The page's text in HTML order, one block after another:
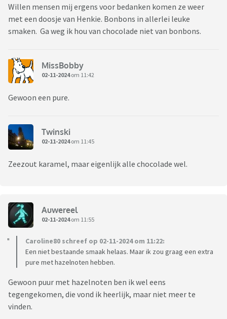
Willen mensen mij ergens voor bedanken komen ze weer
met een doosje van Henkie. Bonbons in allerlei leuke
smaken. Ga weg ik hou van chocolade niet van bonbons.
MissBobby
02-11-2024om 11:42
Gewoon een pure.
Twinski
02-11-2024om 11:45
Zeezout karamel, maar eigenlijk alle chocolade wel.
Auwereel
02-11-2024om 11:55
Caroline80 schreef op 02-11-2024 om 11:22:
Een niet bestaande smaak helaas. Maar ik zou graag een extra
pure met hazelnoten hebben.
Gewoon puur met hazelnoten ben ik wel eens
tegengekomen, die vond ik heerlijk, maar niet meer te
vinden.